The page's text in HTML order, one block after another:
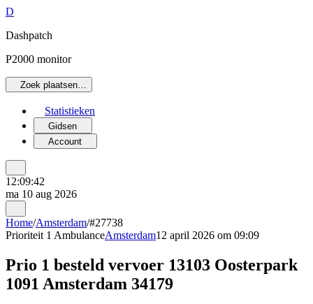
D
Dashpatch
P2000 monitor
Zoek plaatsen…
Statistieken
Gidsen
Account
12:09:42
ma 10 aug 2026
Home/Amsterdam/#27738
Prioriteit 1 AmbulanceAmsterdam12 april 2026 om 09:09
Prio 1 besteld vervoer 13103 Oosterpark
1091 Amsterdam 34179